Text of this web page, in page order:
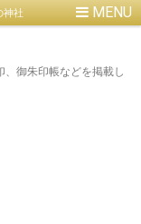
神社
御朱印帳などを掲載し